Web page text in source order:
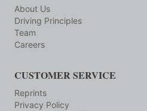
About Us
Driving Principles
Team
Careers
CUSTOMER SERVICE
Reprints
Privacy Policy